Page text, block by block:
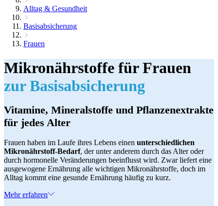
Alltag & Gesundheit
Basisabsicherung
Frauen
Mikronährstoffe für Frauen
zur Basisabsicherung
Vitamine, Mineralstoffe und Pflanzenextrakte
für jedes Alter
Frauen haben im Laufe ihres Lebens einen unterschiedlichen
Mikronährstoff-Bedarf, der unter anderem durch das Alter oder
durch hormonelle Veränderungen beeinflusst wird. Zwar liefert eine
ausgewogene Ernährung alle wichtigen Mikronährstoffe, doch im
Alltag kommt eine gesunde Ernährung häufig zu kurz.
Mehr erfahren